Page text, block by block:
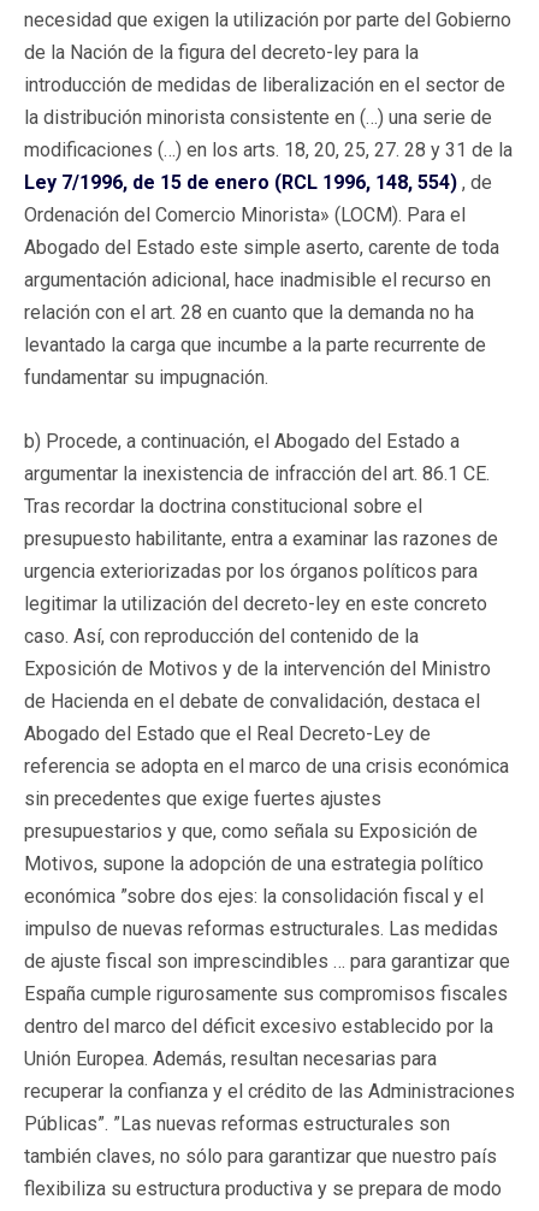
necesidad que exigen la utilización por parte del Gobierno
de la Nación de la figura del decreto-ley para la
introducción de medidas de liberalización en el sector de
la distribución minorista consistente en (…) una serie de
modificaciones (…) en los arts. 18, 20, 25, 27. 28 y 31 de la
Ley 7/1996, de 15 de enero (RCL 1996, 148, 554) , de
Ordenación del Comercio Minorista» (LOCM). Para el
Abogado del Estado este simple aserto, carente de toda
argumentación adicional, hace inadmisible el recurso en
relación con el art. 28 en cuanto que la demanda no ha
levantado la carga que incumbe a la parte recurrente de
fundamentar su impugnación.
b) Procede, a continuación, el Abogado del Estado a
argumentar la inexistencia de infracción del art. 86.1 CE.
Tras recordar la doctrina constitucional sobre el
presupuesto habilitante, entra a examinar las razones de
urgencia exteriorizadas por los órganos políticos para
legitimar la utilización del decreto-ley en este concreto
caso. Así, con reproducción del contenido de la
Exposición de Motivos y de la intervención del Ministro
de Hacienda en el debate de convalidación, destaca el
Abogado del Estado que el Real Decreto-Ley de
referencia se adopta en el marco de una crisis económica
sin precedentes que exige fuertes ajustes
presupuestarios y que, como señala su Exposición de
Motivos, supone la adopción de una estrategia político
económica ”sobre dos ejes: la consolidación fiscal y el
impulso de nuevas reformas estructurales. Las medidas
de ajuste fiscal son imprescindibles … para garantizar que
España cumple rigurosamente sus compromisos fiscales
dentro del marco del déficit excesivo establecido por la
Unión Europea. Además, resultan necesarias para
recuperar la confianza y el crédito de las Administraciones
Públicas”. ”Las nuevas reformas estructurales son
también claves, no sólo para garantizar que nuestro país
flexibiliza su estructura productiva y se prepara de modo